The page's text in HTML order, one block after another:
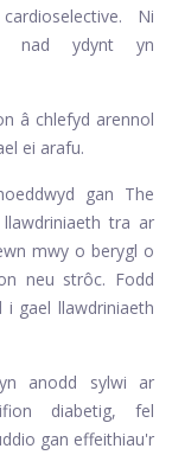
Ni
nad ydynt yn
â chlefyd arennol
ei arafu.
gan The
tra ar
mwy o berygl o
neu strôc. Fodd
gael llawdriniaeth
anodd sylwi ar
diabetig, fel
gan effeithiau'r